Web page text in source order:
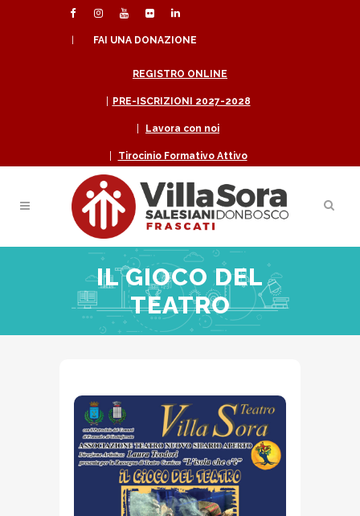
FAI UNA DONAZIONE
REGISTRO ONLINE
PRE-ISCRIZIONI 2027-2028
Lavora con noi
Tirocinio Formativo Attivo
IL GIOCO DEL
TEATRO